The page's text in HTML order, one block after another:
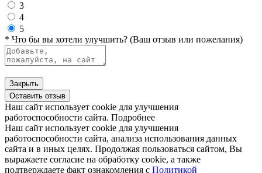
3
4
5
* Что бы вы хотели улучшить? (Ваш отзыв или пожелания)
Закрыть
Оставить отзыв
Наш сайт использует cookie для улучшения
работоспособности сайта. Подробнее
Наш сайт использует cookie для улучшения
работоспособности сайта, анализа использования данных
сайта и в иных целях. Продолжая пользоваться сайтом, Вы
выражаете согласие на обработку cookie, а также
подтверждаете факт ознакомления с Политикой